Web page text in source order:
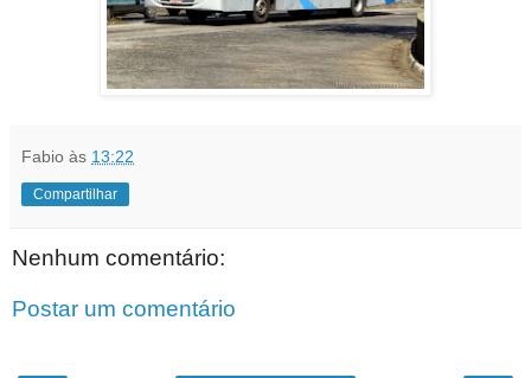
Fabio às 13:22
Compartilhar
Nenhum comentário:
Postar um comentário